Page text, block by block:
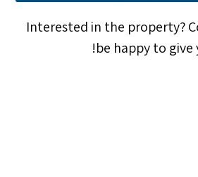
Interested in the property?
be happy to give